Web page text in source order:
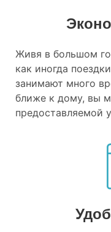
Живя в большом
как иногда
занимают много
ближе к дому, вы
предоставляемой